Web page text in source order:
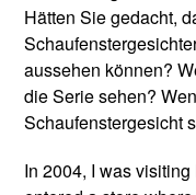
Hätten Sie gedacht,
aussehen können?
die Serie sehen?
Schaufenstergesicht
In 2004, I was